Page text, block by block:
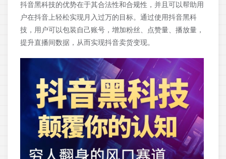
抖音黑科技的优势在于其合法性和合规性，并且可以帮助用
户在抖音上轻松实现月入过万的目标。通过使用抖音黑科
技，用户可以包装自己账号，增加粉丝、点赞量、播放量，
提升直播间数据，从而实现抖音卖货变现。